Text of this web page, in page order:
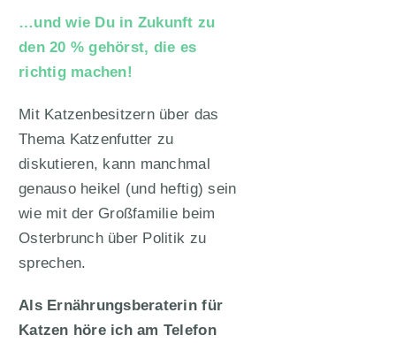
…und wie Du in Zukunft zu
den 20 % gehörst, die es
richtig machen!
Mit Katzenbesitzern über das
Thema Katzenfutter zu
diskutieren, kann manchmal
genauso heikel (und heftig) sein
wie mit der Großfamilie beim
Osterbrunch über Politik zu
sprechen.
Als Ernährungsberaterin für
Katzen höre ich am Telefon